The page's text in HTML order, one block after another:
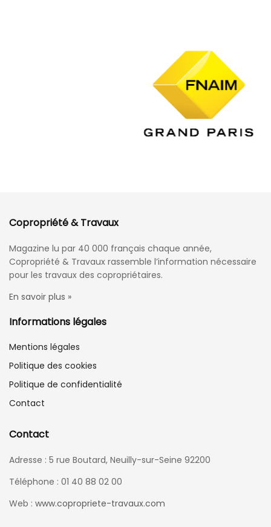
Copropriété & Travaux
Magazine lu par 40 000 français chaque année,
Copropriété & Travaux rassemble l’information nécessaire
pour les travaux des copropriétaires.
En savoir plus »
Informations légales
Mentions légales
Politique des cookies
Politique de confidentialité
Contact
Contact
Adresse : 5 rue Boutard, Neuilly-sur-Seine 92200
Téléphone : 01 40 88 02 00
Web : www.copropriete-travaux.com